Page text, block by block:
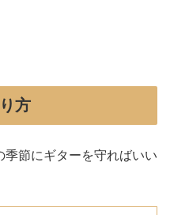
方
節にギターを守ればいい